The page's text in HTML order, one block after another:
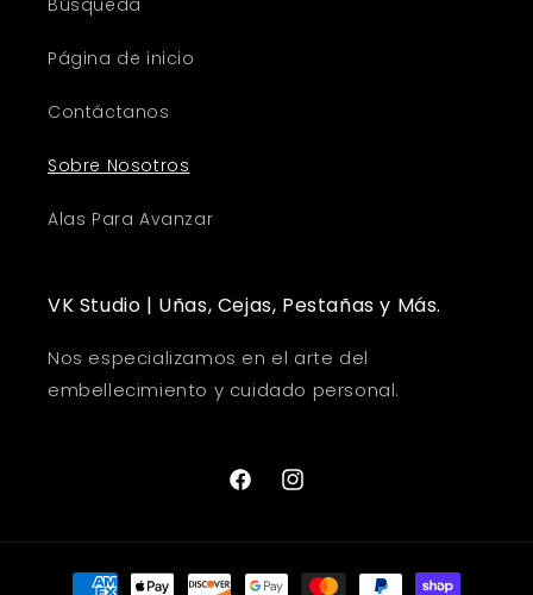
Búsqueda
Página de inicio
Contáctanos
Sobre Nosotros
Alas Para Avanzar
VK Studio | Uñas, Cejas, Pestañas y Más.
Nos especializamos en el arte del
embellecimiento y cuidado personal.
FacebookInstagram
Payment